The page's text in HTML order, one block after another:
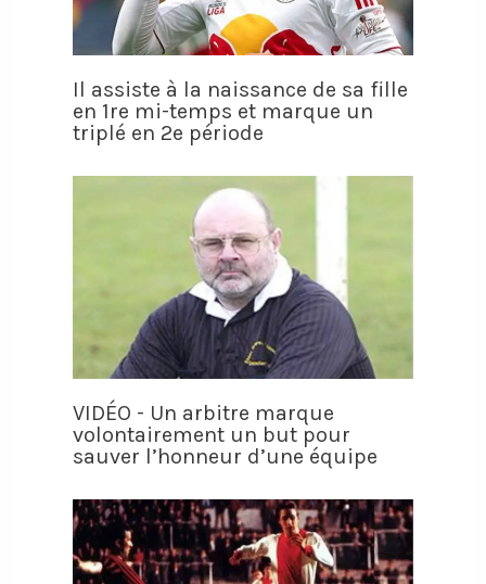
Il assiste à la naissance de sa fille
en 1re mi-temps et marque un
triplé en 2e période
VIDÉO - Un arbitre marque
volontairement un but pour
sauver l’honneur d’une équipe